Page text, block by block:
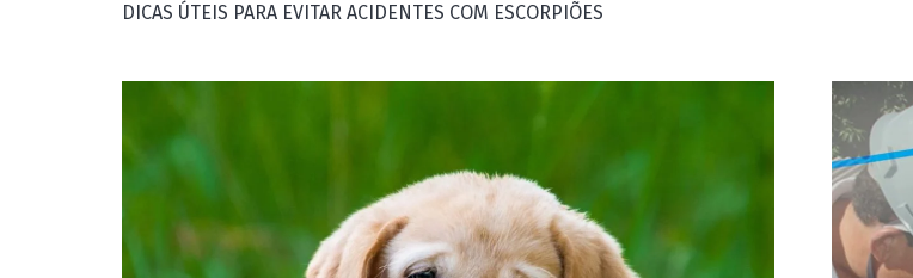
DICAS ÚTEIS PARA EVITAR ACIDENTES COM ESCORPIÕES